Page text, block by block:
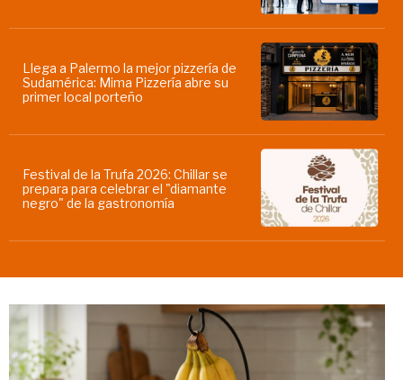
Llega a Palermo la mejor pizzería de
Sudamérica: Mima Pizzería abre su
primer local porteño
Festival de la Trufa 2026: Chillar se
prepara para celebrar el "diamante
negro" de la gastronomía